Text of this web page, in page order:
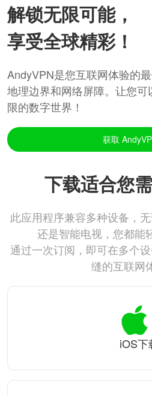
解锁无限可能，
享受全球精彩！
AndyVPN是您互联网体验的
地理边界和网络屏障。让您
限的数字世界！
获取
下载适合您
此应用程序兼容多种设备，
还是智能电视，您都能
通过一次订阅，即可在多个
缝的互联网
iOS下